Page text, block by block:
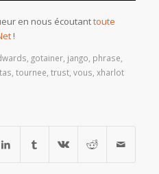
en nous écoutanttoute
!
gotainer, jango phrase
tas tournee trust, vous xharlot